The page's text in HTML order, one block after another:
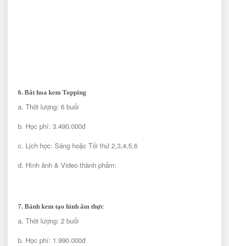
6. Bắt hoa kem Topping
a. Thời lượng: 6 buổi
b. Học phí: 3.490.000đ
c. Lịch học: Sáng hoặc Tối thứ 2,3,4,5,6
d. Hình ảnh & Video thành phẩm:
7. Bánh kem tạo hình ẩm thực
a. Thời lượng: 2 buổi
b. Học phí: 1.990.000đ